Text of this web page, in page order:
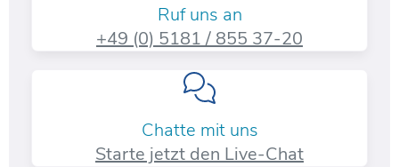
Ruf uns an
+49 (0) 5181 / 855 37-20​
Chatte mit uns
Starte jetzt den Live-Chat